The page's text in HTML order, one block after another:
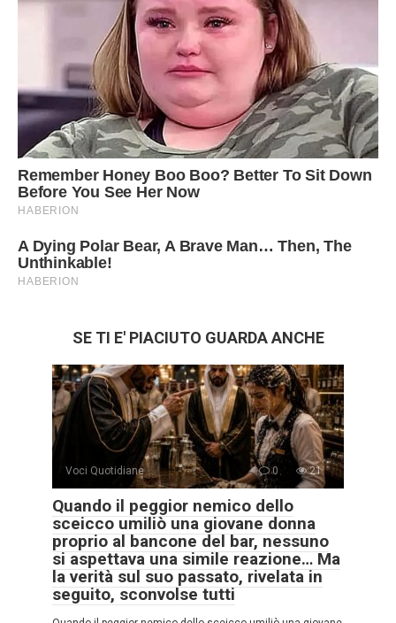
SE TI E' PIACIUTO GUARDA ANCHE
Voci Quotidiane 0 21
Quando il peggior nemico dello
sceicco umiliò una giovane donna
proprio al bancone del bar, nessuno
si aspettava una simile reazione… Ma
la verità sul suo passato, rivelata in
seguito, sconvolse tutti